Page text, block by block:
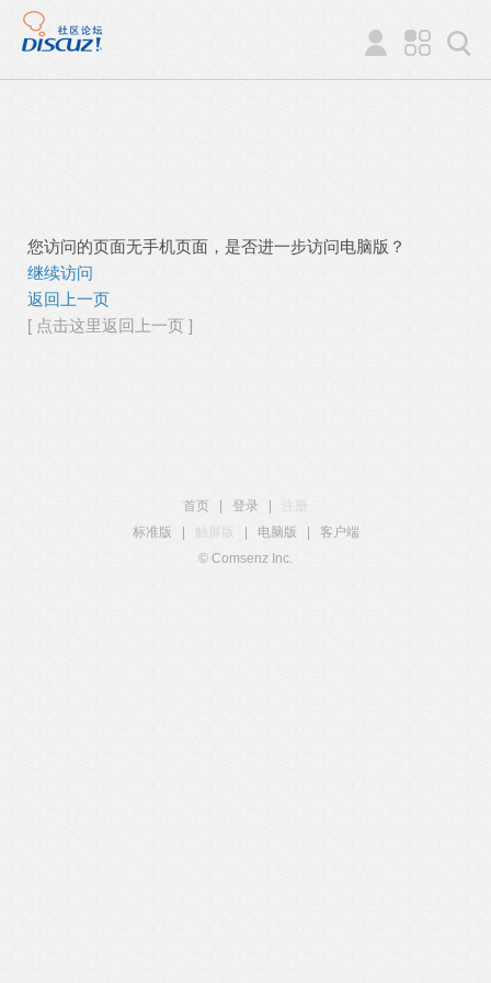
您访问的页面无手机页面，是否进一步访问电脑版？
继续访问
返回上一页
[ 点击这里返回上一页 ]
首页 登录
注册
标准版
触屏版 电脑版
客户端
© Comsenz Inc.